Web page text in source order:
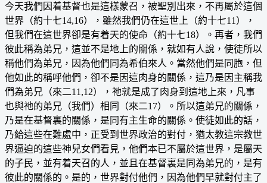
今天我們因着基督也是這樣蒙召，被聖別出來，不再屬於這個
世界（約十七14,16），雖然我們仍在這世上（約十七11），
但我們在這世界卻是有着天的使命（約十七18）。再者，我們
彼此稱為弟兄，這並不是地上的關係，就如有人說，使徒所以
稱他們為弟兄，因為他們同為希伯來人。當然他們是同胞，但
他如此的稱呼他們，卻不是因這肉身的關係，這乃是因主稱我
們為弟兄（來二11,12），祂就是成了肉身到這地上來，凡事
也與祂的弟兄（我們）相同（來二17）。所以這弟兄的關係，
乃是在基督裏的關係，是同有主生命的關係。使徒如此的話，
乃給這些在難處中，正受到世界政治的對付，猶太教這宗教世
界逼迫的這些神兒女們看見，他們本已不屬於這世界，是屬天
的子民，並有着天召的人，並且在基督裏是同為弟兄的，是有
彼此的關係的。是的，世界對付他們，因為他們早就對付主了